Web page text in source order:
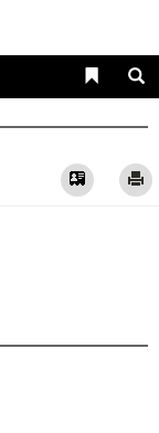
Liens
Vcard